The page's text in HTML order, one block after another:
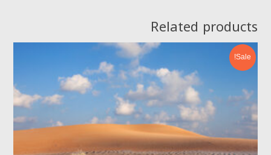
Related products
Sale!